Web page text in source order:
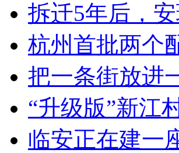
拆迁5年后，
杭州首批两个
把一条街放进
“升级版”新江
临安正在建一